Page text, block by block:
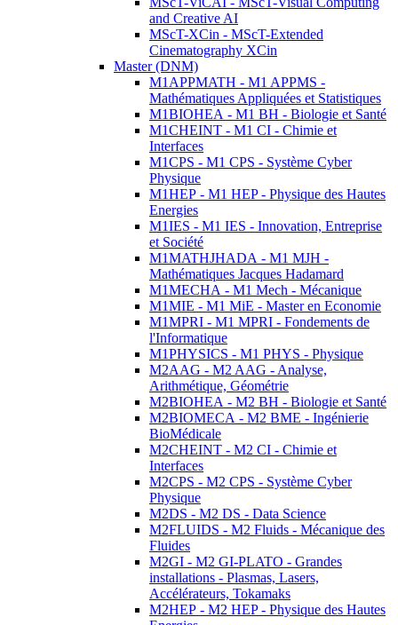
and Creative AI
MScT-XCin - MScT-Extended
Cinematography XCin
Master (DNM)
M1APPMATH - M1 APPMS -
Mathématiques Appliquées et Statistiques
M1BIOHEA - M1 BH - Biologie et Santé
M1CHEINT - M1 CI - Chimie et
Interfaces
M1CPS - M1 CPS - Système Cyber
Physique
M1HEP - M1 HEP - Physique des Hautes
Energies
M1IES - M1 IES - Innovation, Entreprise
et Société
M1MATHJHADA - M1 MJH -
Mathématiques Jacques Hadamard
M1MECHA - M1 Mech - Mécanique
M1MIE - M1 MiE - Master en Economie
M1MPRI - M1 MPRI - Fondements de
l'Informatique
M1PHYSICS - M1 PHYS - Physique
M2AAG - M2 AAG - Analyse,
Arithmétique, Géométrie
M2BIOHEA - M2 BH - Biologie et Santé
M2BIOMECA - M2 BME - Ingénierie
BioMédicale
M2CHEINT - M2 CI - Chimie et
Interfaces
M2CPS - M2 CPS - Système Cyber
Physique
M2DS - M2 DS - Data Science
M2FLUIDS - M2 Fluids - Mécanique des
Fluides
M2GI - M2 GI-PLATO - Grandes
installations - Plasmas, Lasers,
Accélérateurs, Tokamaks
M2HEP - M2 HEP - Physique des Hautes